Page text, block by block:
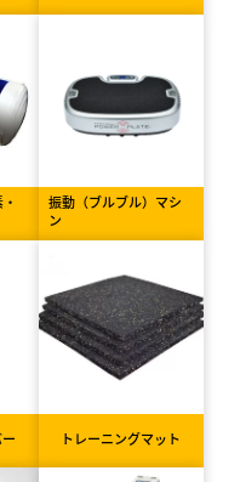
振動（ブルブル）マシ
ン
トレーニングマット